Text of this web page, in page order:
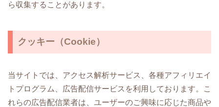
ら収集することがあります。
クッキー（Cookie）
当サイトでは、アクセス解析サービス、各種アフィリエイ
トプログラム、広告配信サービスを利用しております。こ
れらの広告配信業者は、ユーザーのご興味に応じた商品や